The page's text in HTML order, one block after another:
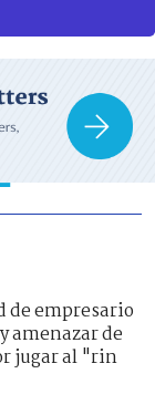
de empresario
amenazar de
jugar al "rin